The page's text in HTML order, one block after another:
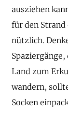
ausziehen
für den Strand
nützlich.
Land zum
wandern,
Socken